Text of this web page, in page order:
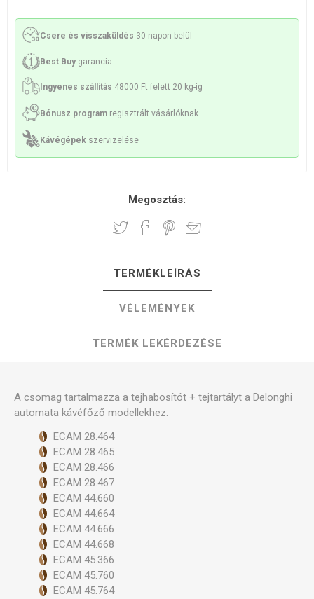
Csere és visszaküldés 30 napon belül
Best Buy garancia
Ingyenes szállítás 48000 Ft felett 20 kg-ig
Bónusz program regisztrált vásárlóknak
Kávégépek szervizelése
Megosztás:
TERMÉKLEÍRÁS
VÉLEMÉNYEK
TERMÉK LEKÉRDEZÉSE
A csomag tartalmazza a tejhabosítót + tejtartályt a Delonghi
automata kávéfőző modellekhez.
ECAM 28.464
ECAM 28.465
ECAM 28.466
ECAM 28.467
ECAM 44.660
ECAM 44.664
ECAM 44.666
ECAM 44.668
ECAM 45.366
ECAM 45.760
ECAM 45.764